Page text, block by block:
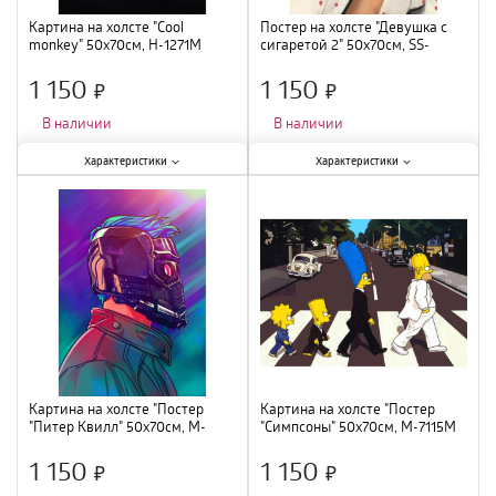
Характеристики:
:постер;
нетканный материал,
Тематика:животные;
Количество модулей:1;
Ширина :50 см;
Высота
: 70 см;
Картина на холсте "Cool
monkey" 50х70см, H-1271M
1 150
В наличии
Характеристики Характеристики:
МДФ;
Тематика:девушка;
Количество модулей:1;
Ширина
;
Высота:70 см;
Постер на холсте "Девушка с
сигаретой 2" 50х70см, SS-
1 150
В наличии
Характеристики
Картина на холсте "Постер
"Питер Квилл" 50х70см, M-
1 150
Картина на холсте "Постер
"Симпсоны" 50х70см, M-7115M
1 150